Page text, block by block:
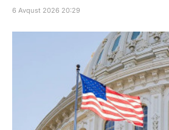
6 Avqust 2026 20:29